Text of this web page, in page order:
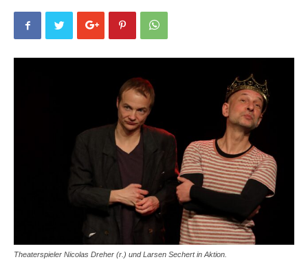
Theaterspieler Nicolas Dreher (r.) und Larsen Sechert in Aktion.